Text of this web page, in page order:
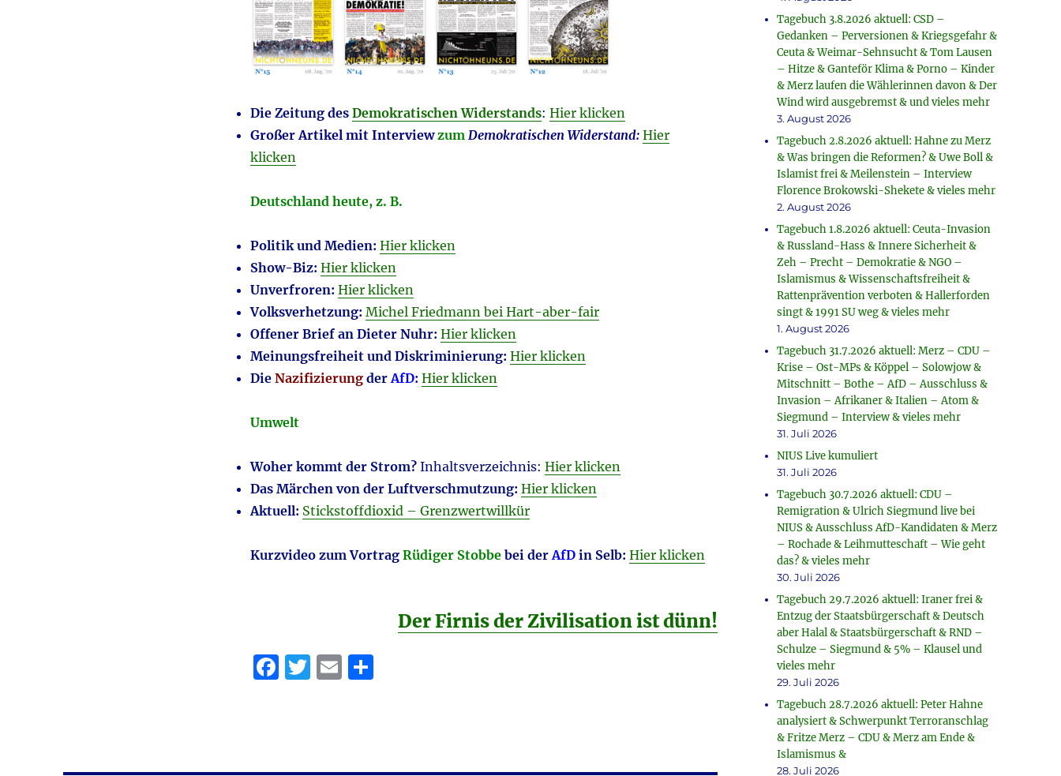
Die Zeitung des Demokratischen Widerstands: Hier klicken
Großer Artikel mit Interviewzum Demokratischen Widerstand: Hier
klicken
Deutschland heute, z. B.
Politik und Medien: Hier klicken
Show-Biz: Hier klicken
Unverfroren: Hier klicken
Volksverhetzung: Michel Friedmann bei Hart-aber-fair
Offener Brief an Dieter Nuhr: Hier klicken
Meinungsfreiheit und Diskriminierung: Hier klicken
Die Nazifizierungder AfD: Hier klicken
Umwelt
Woher kommt der Strom?Inhaltsverzeichnis: Hier klicken
Das Märchen von der Luftverschmutzung: Hier klicken
Aktuell: Stickstoffdioxid – Grenzwertwillkür
Kurzvideo zum Vortrag Rüdiger Stobbebei der AfDin Selb: Hier klicken
Der Firnis der Zivilisation ist dünn!
F
b
T
r
E T
Tagebuch 3.8.2026 aktuell: CSD –
Gedanken – Perversionen & Kriegsgefahr &
Ceuta & Weimar-Sehnsucht & Tom Lausen
– Hitze & Ganteför Klima & Porno – Kinder
& Merz laufen die Wählerinnen davon & Der
Wind wird ausgebremst & und vieles mehr
3. August 2026
Tagebuch 2.8.2026 aktuell: Hahne zu Merz
& Was bringen die Reformen? & Uwe Boll &
Islamist frei & Meilenstein – Interview
Florence Brokowski-Shekete & vieles mehr
2. August 2026
Tagebuch 1.8.2026 aktuell: Ceuta-Invasion
& Russland-Hass & Innere Sicherheit &
Zeh – Precht – Demokratie & NGO –
Islamismus & Wissenschaftsfreiheit &
Rattenprävention verboten & Hallerforden
singt & 1991 SU weg & vieles mehr
1. August 2026
Tagebuch 31.7.2026 aktuell: Merz – CDU –
Krise – Ost-MPs & Köppel – Solowjow &
Mitschnitt – Bothe – AfD – Ausschluss &
Invasion – Afrikaner & Italien – Atom &
Siegmund – Interview & vieles mehr
31. Juli 2026
NIUS Live kumuliert
31. Juli 2026
Tagebuch 30.7.2026 aktuell: CDU –
Remigration & Ulrich Siegmund live bei
NIUS & Ausschluss AfD-Kandidaten & Merz
– Rochade & Leihmutteschaft – Wie geht
das? & vieles mehr
30. Juli 2026
Tagebuch 29.7.2026 aktuell: Iraner frei &
Entzug der Staatsbürgerschaft & Deutsch
aber Halal & Staatsbürgerschaft & RND –
Schulze – Siegmund & 5% – Klausel und
vieles mehr
29. Juli 2026
Tagebuch 28.7.2026 aktuell: Peter Hahne
analysiert & Schwerpunkt Terroranschlag
& Fritze Merz – CDU & Merz am Ende &
Islamismus &
28. Juli 2026